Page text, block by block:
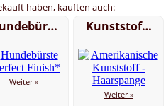
haben, kauften auch:
Weiter »
Kunststof…
Weiter »